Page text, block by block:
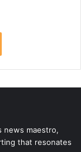
news maestro,
that resonates